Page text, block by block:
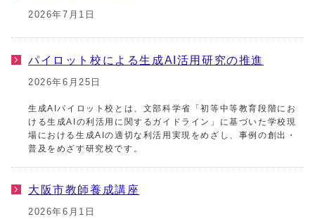
2026年7月1日
パイロット校による生成AI活用研究の推進
2026年6月25日
生成AIパイロット校とは、文部科学省「初等中等教育段階にお
ける生成AIの利活用に関するガイドライン」に基づいた学校現
場における生成AIの適切な利活用実現をめざし、事例の創出・
普及をめざす研究校です。
大阪市教師養成講座
2026年6月1日